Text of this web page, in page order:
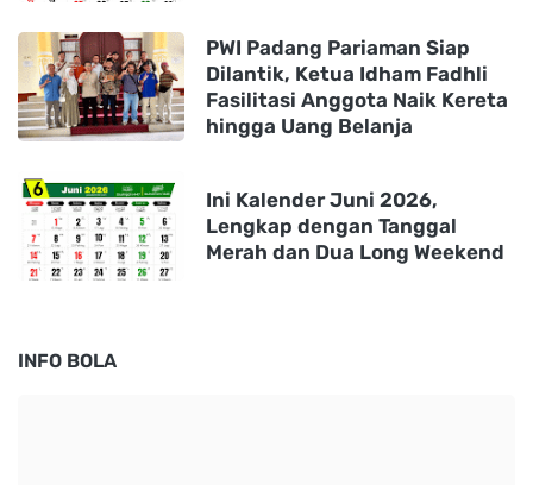
PWI Padang Pariaman Siap
Dilantik, Ketua Idham Fadhli
Fasilitasi Anggota Naik Kereta
hingga Uang Belanja
Ini Kalender Juni 2026,
Lengkap dengan Tanggal
Merah dan Dua Long Weekend
INFO BOLA